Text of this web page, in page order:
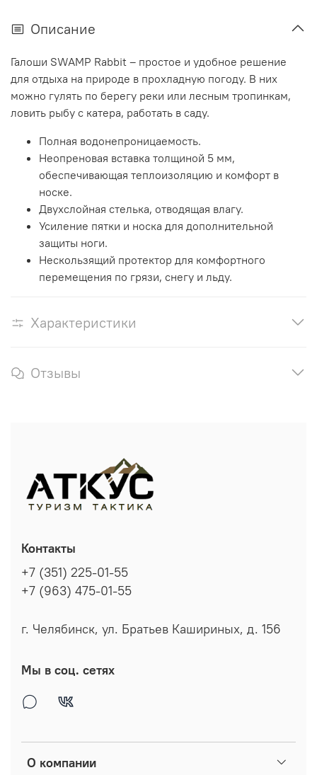
Описание
Галоши SWAMP Rabbit – простое и удобное решение
для отдыха на природе в прохладную погоду. В них
можно гулять по берегу реки или лесным тропинкам,
ловить рыбу с катера, работать в саду.
Полная водонепроницаемость.
Неопреновая вставка толщиной 5 мм,
обеспечивающая теплоизоляцию и комфорт в
носке.
Двухслойная стелька, отводящая влагу.
Усиление пятки и носка для дополнительной
защиты ноги.
Нескользящий протектор для комфортного
перемещения по грязи, снегу и льду.
Характеристики
Отзывы
О компании
Контакты
+7 (351) 225-01-55
+7 (963) 475-01-55
г. Челябинск, ул. Братьев Кашириных, д. 156
Мы в соц. сетях